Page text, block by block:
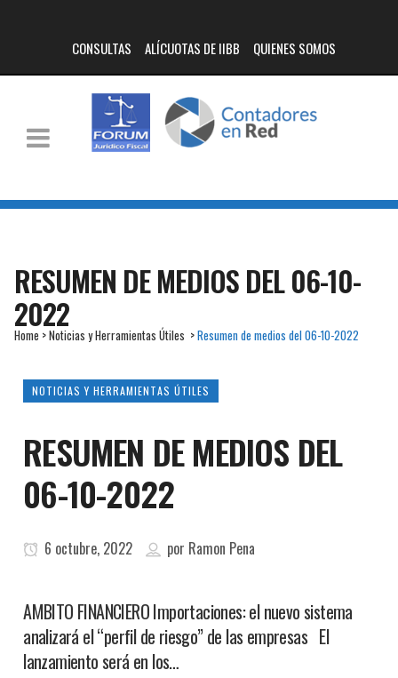
CONSULTAS ALÍCUOTAS DE IIBB QUIENES SOMOS
RESUMEN DE MEDIOS DEL 06-10-
2022
Home >Noticias y Herramientas Útiles >Resumen de medios del 06-10-2022
NOTICIAS Y HERRAMIENTAS ÚTILES
RESUMEN DE MEDIOS DEL
06-10-2022
6 octubre, 2022 por Ramon Pena
AMBITO FINANCIERO Importaciones: el nuevo sistema
analizará el “perfil de riesgo” de las empresas El
lanzamiento será en los…